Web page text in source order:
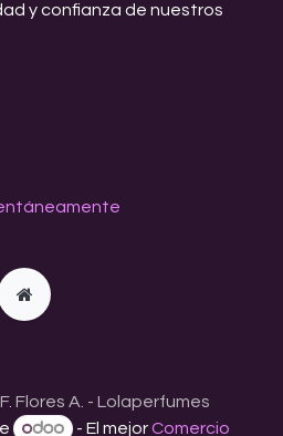
y confianza de nuestros
Flores A. - Lolaperfumes
- El mejorComercio